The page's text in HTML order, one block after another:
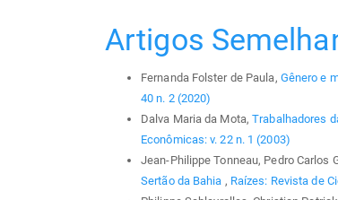
Artigos
Fernanda Folster de Paula, Gênero e
40 n. 2 (2020)
Dalva Maria da Mota,Trabalhadores
Econômicas: v. 22 n. 1 (2003)
Jean-Philippe Tonneau, Pedro Carlos
Sertão da Bahia , Raízes: Revista de